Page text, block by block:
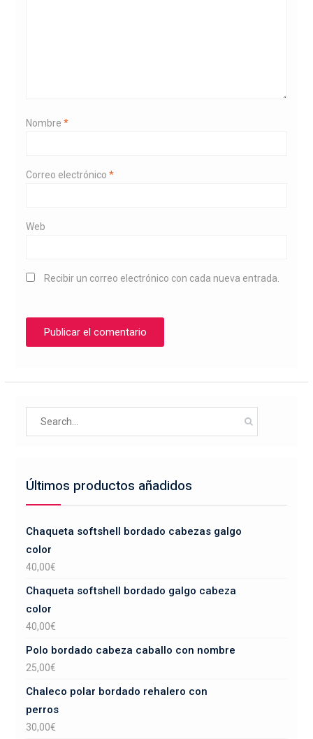
Nombre *
Correo electrónico *
Web
Recibir un correo electrónico con cada nueva entrada.
Últimos productos añadidos
Chaqueta softshell bordado cabezas galgo
color
40,00€
Chaqueta softshell bordado galgo cabeza
color
40,00€
Polo bordado cabeza caballo con nombre
25,00€
Chaleco polar bordado rehalero con
perros
30,00€